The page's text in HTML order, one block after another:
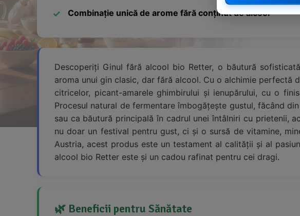
Combinație unică de arome fără conținut de alcool
Descoperiți Ginul fără alcool bio Retter, o băutură
aroma unui gin clasic, dar fără alcool. Cu o alchimie perfectă
citricelor, picant-amarele ghimbirului și ienupărului, cu o
Procesul natural de fermentare îmbogățește gustul, făcând
sau ca băutură principală în cadrul unei întâlniri cu prietenii,
nu doar un festival pentru gust, ci și o sursă de vitamine,
Austria, acest produs este un testament al calității și al
alcool bio Retter este și un cadou rafinat pentru cei dragi.
🌿 Beneficii pentru Sănătate